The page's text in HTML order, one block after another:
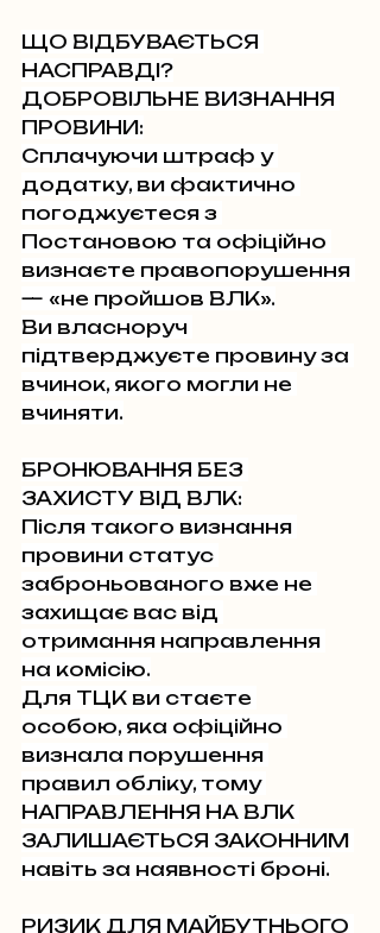
ЩО ВІДБУВАЄТЬСЯ
НАСПРАВДІ?
ДОБРОВІЛЬНЕ ВИЗНАННЯ
ПРОВИНИ:
Сплачуючи штраф у
додатку, ви фактично
погоджуєтеся з
Постановою та офіційно
визнаєте правопорушення
— «не пройшов ВЛК».
Ви власноруч
підтверджуєте провину за
вчинок, якого могли не
вчиняти.
БРОНЮВАННЯ БЕЗ
ЗАХИСТУ ВІД ВЛК:
Після такого визнання
провини статус
заброньованого вже не
захищає вас від
отримання направлення
на комісію.
Для ТЦК ви стаєте
особою, яка офіційно
визнала порушення
правил обліку, тому
НАПРАВЛЕННЯ НА ВЛК
ЗАЛИШАЄТЬСЯ ЗАКОННИМ
навіть за наявності броні.
РИЗИК ДЛЯ МАЙБУТНЬОГО